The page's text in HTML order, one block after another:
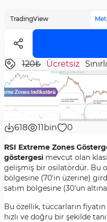
TradingView
120₺ Ücretsiz
618 11bin 0
RSI Extreme Zones
göstergesi mevcut olan
gelişmiş bir osilatördür. Bu
bölgesine (70'in üzerine)
satım bölgesine (30'un
Bu özellik, tüccarların
hızlı ve doğru bir şekilde